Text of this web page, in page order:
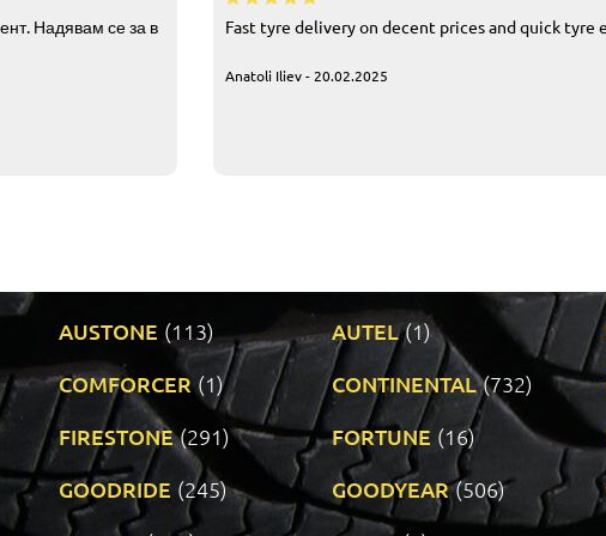
Надявам се за в
Fast tyre delivery on decent prices and quick tyre
Anatoli Iliev - 20.02.2025
AUSTONE (113) AUTEL (1)
COMFORCER (1) CONTINENTAL (732)
FIRESTONE (291) FORTUNE (16)
GOODRIDE (245) GOODYEAR (506)